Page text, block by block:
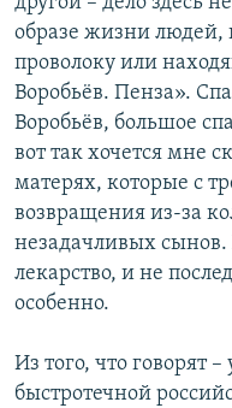
образе жизни
проволоку или
Воробьёв. Пенза».
Воробьёв, большое
вот так хочется мне
матерях, которые с
возвращения из-за
незадачливых
лекарство, и не
особенно.
Из того, что говорят
быстротечной